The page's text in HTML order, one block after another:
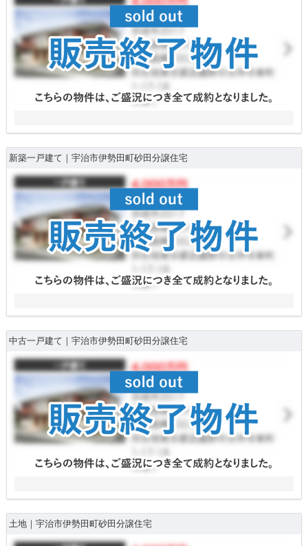
新築一戸建て｜宇治市伊勢田町砂田分譲住宅
中古一戸建て｜宇治市伊勢田町砂田分譲住宅
土地｜宇治市伊勢田町砂田分譲住宅